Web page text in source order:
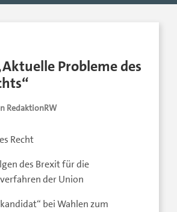
Probleme des
RedaktionRW
Recht
des Brexit für die
der Union
bei Wahlen zum